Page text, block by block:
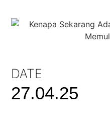
DATE
27.04.25